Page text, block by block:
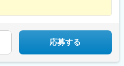
応募する